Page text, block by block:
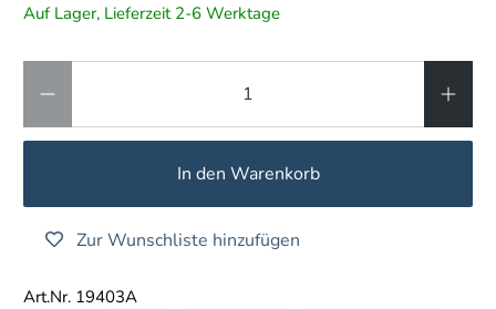
Auf Lager, Lieferzeit 2-6 Werktage
In den Warenkorb
Zur Wunschliste hinzufügen
Art.Nr. 19403A